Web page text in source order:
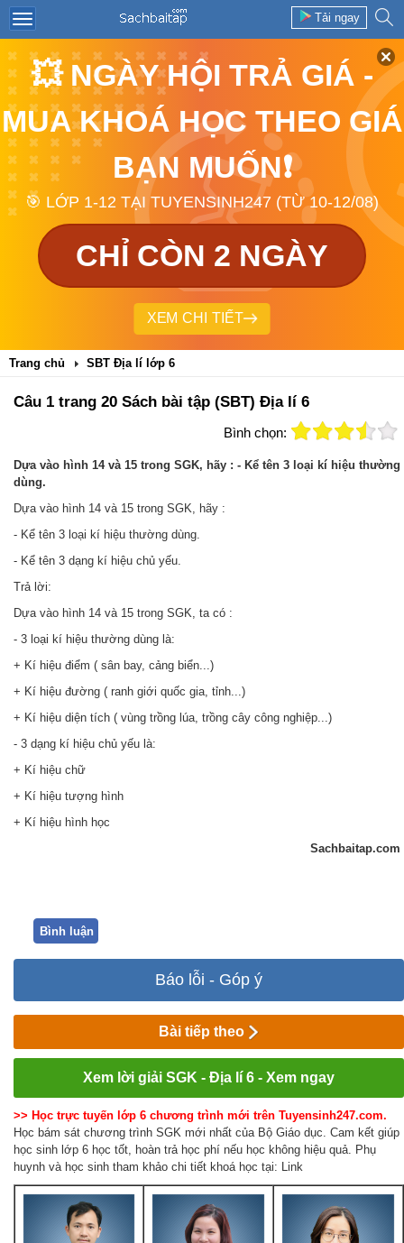
Tải ngay
💥 NGÀY HỘI TRẢ GIÁ -
MUA KHOÁ HỌC THEO GIÁ
BẠN MUỐN❗
🎯 LỚP 1-12 TẠI TUYENSINH247 (TỪ 10-12/08)
CHỈ CÒN 2 NGÀY
XEM CHI TIẾT
Trang chủ SBT Địa lí lớp 6
Câu 1 trang 20 Sách bài tập (SBT) Địa lí 6
Bình chọn:
Dựa vào hình 14 và 15 trong SGK, hãy : - Kể tên 3 loại kí hiệu thường
dùng.
Dựa vào hình 14 và 15 trong SGK, hãy :
- Kể tên 3 loại kí hiệu thường dùng.
- Kể tên 3 dạng kí hiệu chủ yếu.
Trả lời:
Dựa vào hình 14 và 15 trong SGK, ta có :
- 3 loại kí hiệu thường dùng là:
+ Kí hiệu điểm ( sân bay, cảng biển...)
+ Kí hiệu đường ( ranh giới quốc gia, tỉnh...)
+ Kí hiệu diện tích ( vùng trồng lúa, trồng cây công nghiệp...)
- 3 dạng kí hiệu chủ yếu là:
+ Kí hiệu chữ
+ Kí hiệu tượng hình
+ Kí hiệu hình học
Sachbaitap.com
Bình luận
Báo lỗi - Góp ý
Bài tiếp theo
Xem lời giải SGK - Địa lí 6 - Xem ngay
>> Học trực tuyến lớp 6 chương trình mới trên Tuyensinh247.com.
Học bám sát chương trình SGK mới nhất của Bộ Giáo dục. Cam kết giúp
học sinh lớp 6 học tốt, hoàn trả học phí nếu học không hiệu quả. Phụ
huynh và học sinh tham khảo chi tiết khoá học tại: Link